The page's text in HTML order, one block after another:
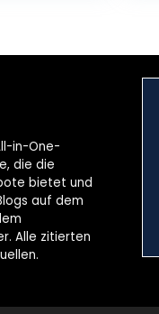
in-One-
die die
bietet und
auf dem
Alle zitierten